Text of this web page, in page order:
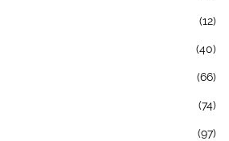
(12)
(40)
(66)
(74)
(97)